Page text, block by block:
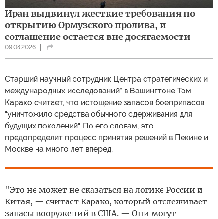
Иран выдвинул жесткие требования по
открытию Ормузского пролива, и
соглашение остается вне досягаемости
09.08.2026
Cтарший научный сотрудник Центра стратегических и
международных исследований* в Вашингтоне Том
Карако считает, что истощение запасов боеприпасов
"уничтожило средства обычного сдерживания для
будущих поколений". По его словам, это
предопределит процесс принятия решений в Пекине и
Москве на много лет вперед.
"Это не может не сказаться на логике России и
Китая, — считает Карако, который отслеживает
запасы вооружений в США. — Они могут